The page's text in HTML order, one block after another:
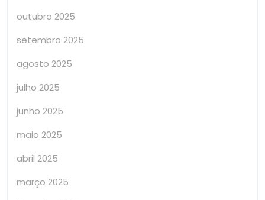
outubro 2025
setembro 2025
agosto 2025
julho 2025
junho 2025
maio 2025
abril 2025
março 2025